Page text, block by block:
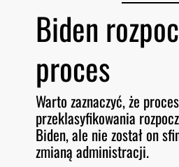
Biden
proces
Warto zaznaczyć, że proces
przeklasyfikowania
Biden, ale nie został on
zmianą administracji.